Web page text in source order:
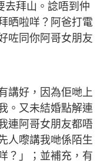
去拜山。諗唔到仲
晒啦咩？阿爸打電
咗同你阿哥女朋友
講好，因為佢哋上
。又未結婚點解連
連阿哥女朋友都唔
人嚟講我哋係陌生
？」；並補充，有